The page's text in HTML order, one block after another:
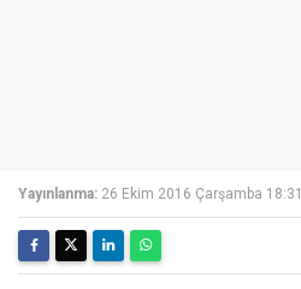
Yayınlanma: 26 Ekim 2016 Çarşamba 18:31